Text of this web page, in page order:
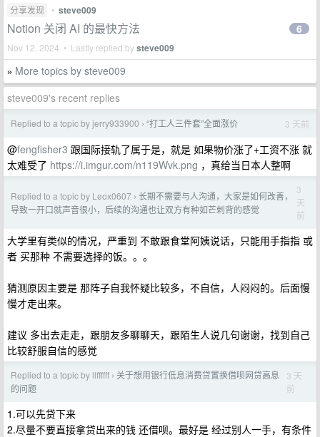
分享发现 • steve009
Notion 关闭 AI 的最快方法
Nov 12, 2024 • Lastly replied bysteve009
6
» More topics by steve009
steve009's recent replies
Replied to a topic by jerry933900 › “打工人三件套”全面涨价 3 天前
@fengfisher3 跟国际接轨了属于是，就是 如果物价涨了+工资不涨 就
太难受了 https://i.imgur.com/n119Wvk.png ，真给当日本人整啊
Replied to a topic by Leox0607 › 长期不需要与人沟通，大家是如何改善，
导致一开口就声音很小，后续的沟通也让双方有种如芒刺背的感觉
3
天
前
大学里有类似的情况，严重到 不敢跟食堂阿姨说话，只能用手指指 或
者 买那种 不需要选择的饭。。。
猜测原因主要是 那阵子自我怀疑比较多，不自信，人闷闷的。后面慢
慢才走出来。
建议 多出去走走，跟朋友多聊聊天，跟陌生人说几句谢谢，找到自己
比较舒服自信的感觉
Replied to a topic by llffffff › 关于想用银行低息消费贷置换借呗网贷高息
的问题
3 天
前
1.可以先贷下来
2.尽量不要直接拿贷出来的钱 还借呗。最好是 经过别人一手，有条件